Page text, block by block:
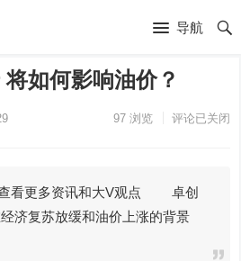
导航
如何影响油价？
97浏览 评论已关闭
查看更多资讯和大V观点 卓创
复苏放缓和油价上涨的背景